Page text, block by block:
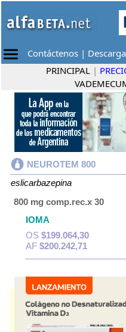
Contáctenos |
PRINCIPAL |
NEUROTEM 800
eslicarbazepina
800 mg comp.rec.x 30
IOMA
OS $199.064,30
AF $200.242,71
NEUROTEM 800 contiene
Anticonvulsivo. Es producido por